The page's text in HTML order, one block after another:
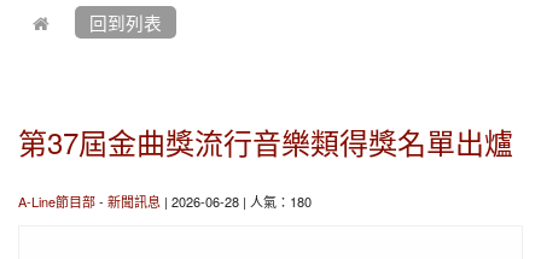
回到列表
第37屆金曲獎流行音樂類得獎名單出爐
A-Line節目部- 新聞訊息 | 2026-06-28 | 人氣：180